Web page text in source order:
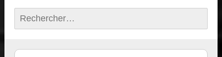
Rechercher :